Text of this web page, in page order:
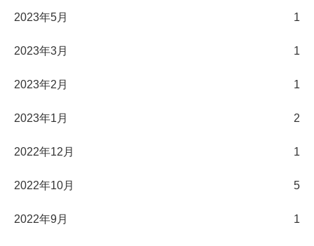
2023年5月 1
2023年3月 1
2023年2月 1
2023年1月 2
2022年12月 1
2022年10月 5
2022年9月 1